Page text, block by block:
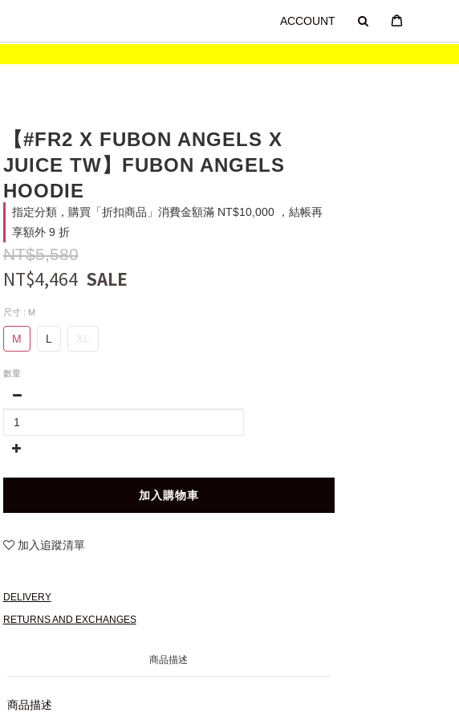
ACCOUNT
【#FR2 X FUBON ANGELS X
JUICE TW】FUBON ANGELS
HOODIE
指定分類，購買「折扣商品」消費金額滿 NT$10,000 ，結帳再
享額外 9 折
NT$5,580
NT$4,464
尺寸 : M
M L XL
數量
加入購物車
加入追蹤清單
DELIVERY
RETURNS AND EXCHANGES
商品描述
商品描述